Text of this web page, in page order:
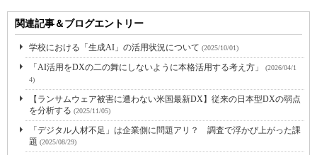
関連記事＆ブログエントリー
学校における「生成AI」の活用状況について (2025/10/01)
「AI活用をDXの二の舞にしないように本格活用する考え方」
(2026/04/1
4)
【ランサムウェア被害に遭わない米国最新DX】従来の日本型DXの弱点
を分析する (2025/11/05)
「デジタル人材不足」は企業側に問題アリ？ 調査で浮かび上がった課
題 (2025/08/29)